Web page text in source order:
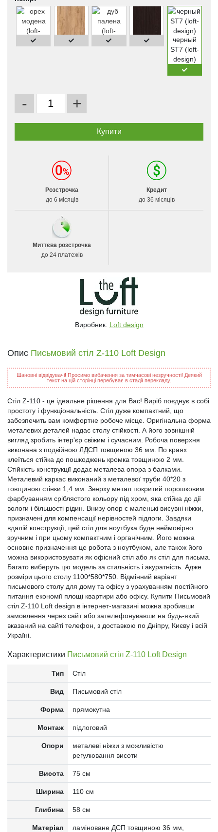
черный
ST7 (loft-
design)
- +
Розстрочка
до 6 місяців
Кредит
до 36 місяців
Миттєва розстрочка
до 24 платежів
Виробник: Loft design
Опис Письмовий стіл Z-110 Loft Design
Шановні відвідувачі! Просимо вибачення за тимчасові незручності! Деякий
текст на цій сторінці перебуває в стадії перекладу.
Стіл Z-110 - це ідеальне рішення для Вас! Виріб поєднує в собі
простоту і функціональність. Стіл дуже компактний, що
забезпечить вам комфортне робоче місце. Оригінальна форма
металевих деталей надає столу стійкості. А його зовнішній
вигляд зробить інтер'єр свіжим і сучасним. Робоча поверхня
виконана з подвійною ЛДСП товщиною 36 мм. По краях
клеїться стійка до пошкоджень кромка товщиною 2 мм.
Стійкість конструкції додає металева опора з балками.
Металевий каркас виконаний з металевої труби 40*20 з
товщиною стінки 1,4 мм. Зверху метал покритий порошковим
фарбуванням сріблястого кольору під хром, яка стійка до дії
вологи і більшості рідин. Внизу опор є маленькі висувні ніжки,
призначені для компенсації нерівностей підлоги. Завдяки
вдалій конструкції, цей стіл для ноутбука буде неймовірно
зручним і при цьому компактним і органічним. Його можна
основне призначення це робота з ноутбуком, але також його
можна використовувати як офісний стіл або як стіл для письма.
Багато виберуть цю модель за стильність і акуратність. Адже
розміри цього столу 1100*580*750. Відмінний варіант
письмового столу для дому та офісу з урахуванням постійного
питання економії площі квартири або офісу. Купити Письмовий
стіл Z-110 Loft design в інтернет-магазині можна зробивши
замовлення через сайт або зателефонувавши на будь-який
вказаний на сайті телефон, з доставкою по Дніпру, Києву і всій
Україні.
Характеристики Письмовий стіл Z-110 Loft Design
Тип Стіл
Вид Письмовий стіл
Форма прямокутна
Монтаж підлоговий
Опори
металеві ніжки з можливістю
регулювання висоти
Висота 75 см
Ширина 110 см
Глибина 58 см
Матеріал
ламіноване ДСП товщиною 36 мм,